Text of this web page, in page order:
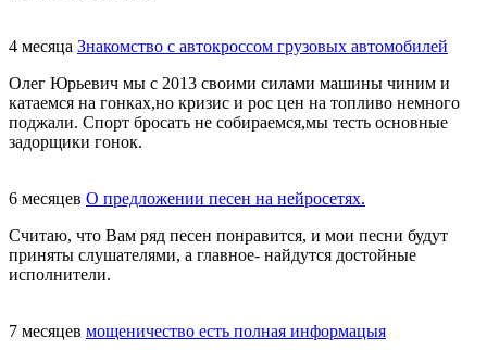
4 месяца Знакомство с автокроссом грузовых автомобилей
Олег Юрьевич мы с 2013 своими силами машины чиним и
катаемся на гонках,но кризис и рос цен на топливо немного
поджали. Спорт бросать не собираемся,мы тесть основные
задорщики гонок.
6 месяцев О предложении песен на нейросетях.
Считаю, что Вам ряд песен понравится, и мои песни будут
приняты слушателями, а главное- найдутся достойные
исполнители.
7 месяцев мощеничество есть полная информацыя